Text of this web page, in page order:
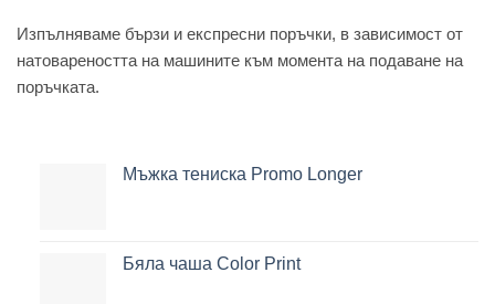
Изпълняваме бързи и експресни поръчки, в зависимост от
натовареността на машините към момента на подаване на
поръчката.
Мъжка тениска Promo Longer
Бяла чаша Color Print